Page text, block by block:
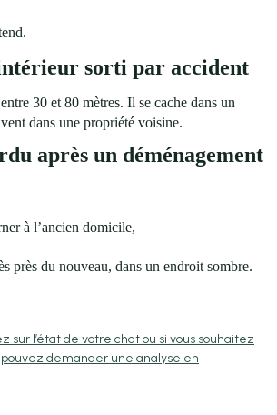
sorti par accident
30 et 80 mètres. Il se cache dans un
dans une propriété voisine.
après un déménagement
à l’ancien domicile,
près du nouveau, dans un endroit sombre.
sur l’état de votre chat ou si vous souhaitez
demander une analyse en